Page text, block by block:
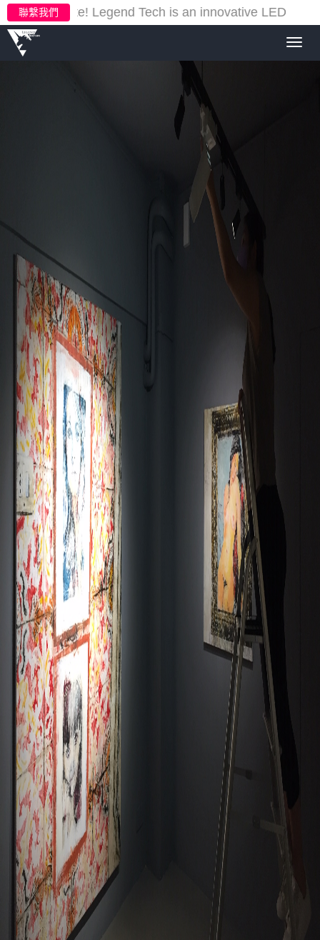
聯繫我們
new website!Legend Tech is an innovative LED